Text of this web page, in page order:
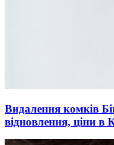
Видалення комків
відновлення, ціни в